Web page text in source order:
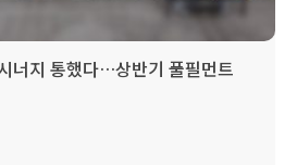
너지 통했다…상반기 풀필먼트